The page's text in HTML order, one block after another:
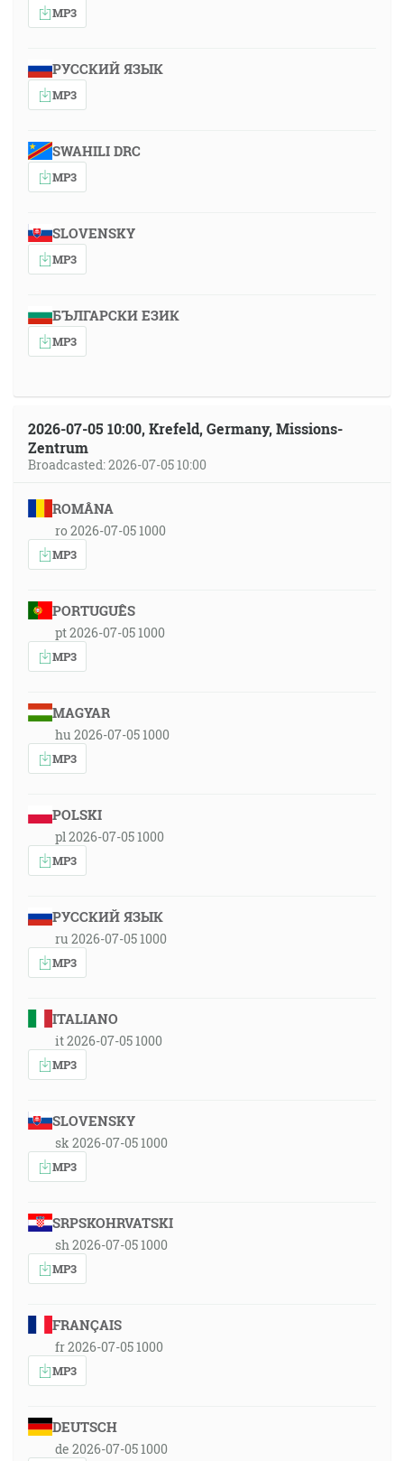
MP3
РУССКИЙ ЯЗЫК
MP3
SWAHILI DRC
MP3
SLOVENSKY
MP3
БЪЛГАРСКИ ЕЗИК
MP3
2026-07-05 10:00, Krefeld, Germany, Missions-
Zentrum
Broadcasted: 2026-07-05 10:00
ROMÂNA
ro 2026-07-05 1000
MP3
PORTUGUÊS
pt 2026-07-05 1000
MP3
MAGYAR
hu 2026-07-05 1000
MP3
POLSKI
pl 2026-07-05 1000
MP3
РУССКИЙ ЯЗЫК
ru 2026-07-05 1000
MP3
ITALIANO
it 2026-07-05 1000
MP3
SLOVENSKY
sk 2026-07-05 1000
MP3
SRPSKOHRVATSKI
sh 2026-07-05 1000
MP3
FRANÇAIS
fr 2026-07-05 1000
MP3
DEUTSCH
de 2026-07-05 1000